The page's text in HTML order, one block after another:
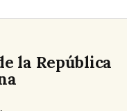
la República